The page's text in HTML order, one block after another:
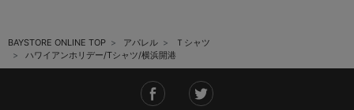
BAYSTORE ONLINE TOP アパレル
Ｔシャツ
ハワイアンホリデー/Tシャツ/横浜開港